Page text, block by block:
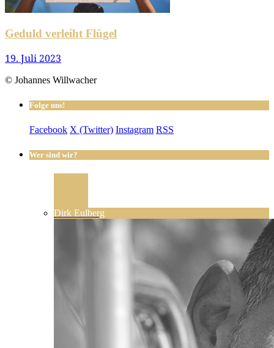
Geduld verleiht Flügel
19. Juli 2023
© Johannes Willwacher
Folge uns!
Facebook X (Twitter) Instagram RSS
Wer sind wir?
Dirk Eulberg